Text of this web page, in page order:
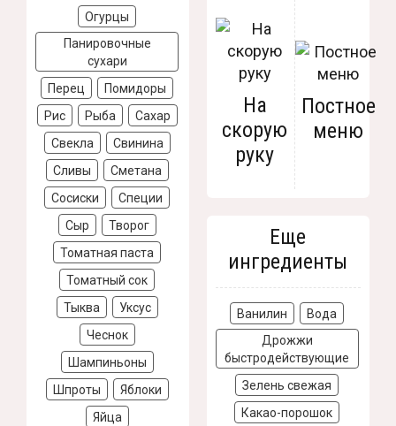
Огурцы
Панировочные
сухари
Перец
Помидоры
Рис
Рыба
Сахар
Свекла
Свинина
Сливы
Сметана
Сосиски
Специи
Сыр
Творог
Томатная паста
Томатный сок
Тыква
Уксус
Чеснок
Шампиньоны
Шпроты
Яблоки
Яйца
На
скорую
руку
Постное
меню
Еще
ингредиенты
Ванилин
Вода
Дрожжи
быстродействующие
Зелень свежая
Какао-порошок